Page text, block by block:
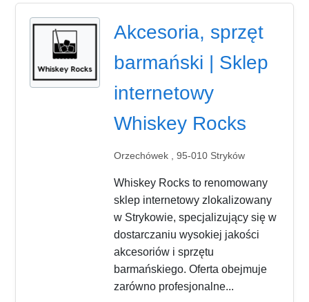
Akcesoria, sprzęt
barmański | Sklep
internetowy
Whiskey Rocks
Orzechówek , 95-010 Stryków
Whiskey Rocks to renomowany
sklep internetowy zlokalizowany
w Strykowie, specjalizujący się w
dostarczaniu wysokiej jakości
akcesoriów i sprzętu
barmańskiego. Oferta obejmuje
zarówno profesjonalne...